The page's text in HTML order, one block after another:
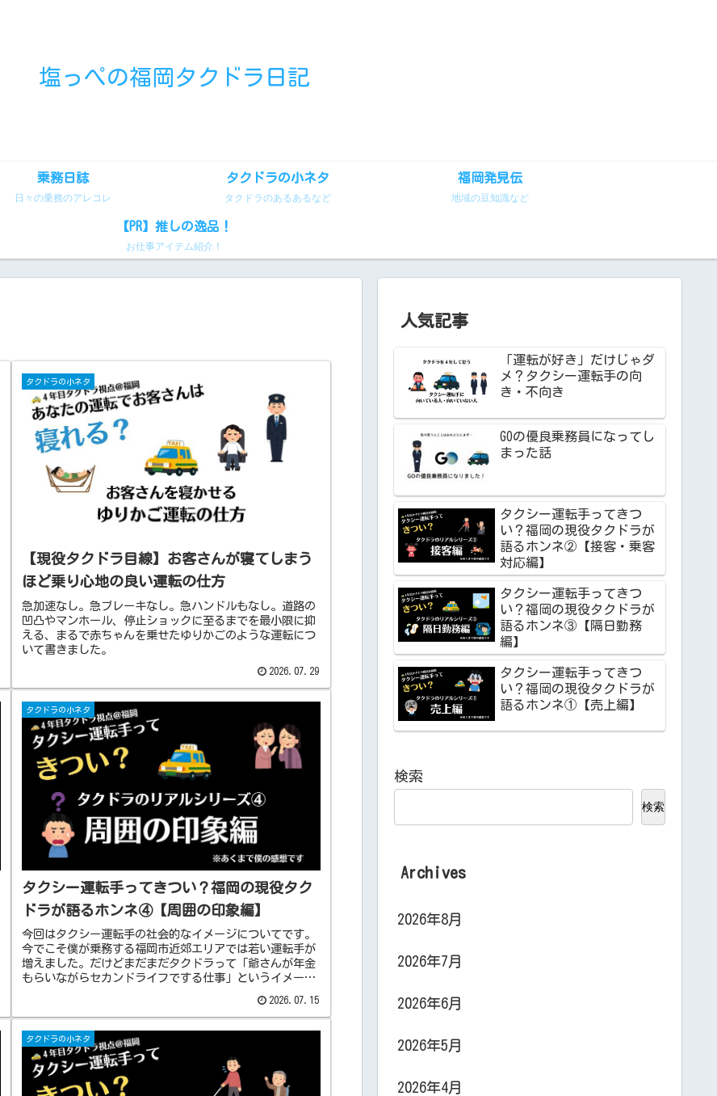
塩っぺの福岡タクドラ日記
乗務日誌
日々の乗務のアレコレ
タクドラの小ネタ
タクドラのあるあるなど
福岡発見伝
地域の豆知識など
【PR】推しの逸品！
お仕事アイテム紹介！
タクドラの小ネタ
【現役タクドラ目線】お客さんが寝てしまう
ほど乗り心地の良い運転の仕方
急加速なし。急ブレーキなし。急ハンドルもなし。道路の
凹凸やマンホール、停止ショックに至るまでを最小限に抑
える、まるで赤ちゃんを乗せたゆりかごのような運転につ
いて書きました。
2026.07.29
タクドラの小ネタ
タクシー運転手ってきつい？福岡の現役タク
ドラが語るホンネ④【周囲の印象編】
今回はタクシー運転手の社会的なイメージについてです。
今でこそ僕が乗務する福岡市近郊エリアでは若い運転手が
増えました。だけどまだまだタクドラって「爺さんが年金
もらいながらセカンドライフでする仕事」というイメージ
から言われてきたことをまとめていきたいと思います。
2026.07.15
タクドラの小ネタ
人気記事
「運転が好き」だけじゃダ
メ？タクシー運転手の向
き・不向き
GOの優良乗務員になってし
まった話
タクシー運転手ってきつ
い？福岡の現役タクドラが
語るホンネ②【接客・乗客
対応編】
タクシー運転手ってきつ
い？福岡の現役タクドラが
語るホンネ③【隔日勤務
編】
タクシー運転手ってきつ
い？福岡の現役タクドラが
語るホンネ①【売上編】
検索
検索
Archives
2026年8月
2026年7月
2026年6月
2026年5月
2026年4月